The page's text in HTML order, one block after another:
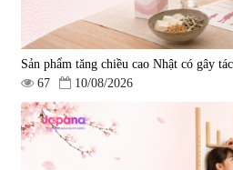
Sản phẩm tăng chiều cao Nhật có gây
67
10/08/2026